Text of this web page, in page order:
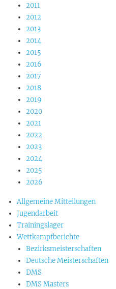
2011
2012
2013
2014
2015
2016
2017
2018
2019
2020
2021
2022
2023
2024
2025
2026
Allgemeine Mitteilungen
Jugendarbeit
Trainingslager
Wettkampfberichte
Bezirksmeisterschaften
Deutsche Meisterschaften
DMS
DMS Masters